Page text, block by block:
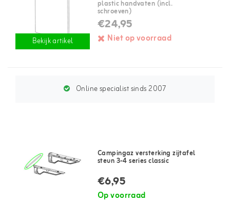
Bekijk artikel
plastic handvaten (incl.
schroeven)
€24,95
Niet op voorraad
Online specialist sinds 2007
Campingaz versterking zijtafel
steun 3-4 series classic
€6,95
Op voorraad